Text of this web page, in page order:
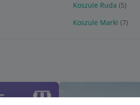
Koszule Ruda (5)
Koszule Marki (7)